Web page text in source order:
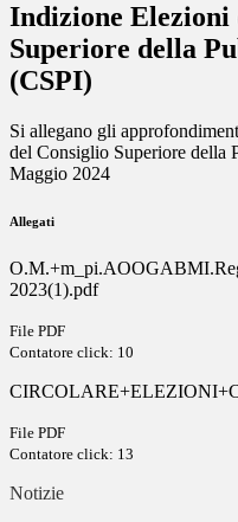
Indizione Elezioni
Superiore della
(CSPI)
Si allegano gli
del Consiglio Superiore della
Maggio 2024
Allegati
2023(1).pdf
File PDF
Contatore click: 10
File PDF
Contatore click: 13
Notizie